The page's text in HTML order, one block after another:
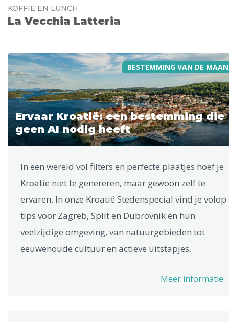
KOFFIE EN LUNCH
La Vecchia Latteria
BESTEMMING VAN DE
Ervaar Kroatië: een bestemming die
geen AI nodig heeft
In een wereld vol filters en perfecte plaatjes hoef je
Kroatië niet te genereren, maar gewoon zelf te
ervaren. In onze Kroatië Stedenspecial vind je volop
tips voor Zagreb, Split en Dubrovnik én hun
veelzijdige omgeving, van natuurgebieden tot
eeuwenoude cultuur en actieve uitstapjes.
Meer informatie